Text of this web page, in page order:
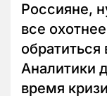
Россияне,
все
обратиться
Аналитики
время